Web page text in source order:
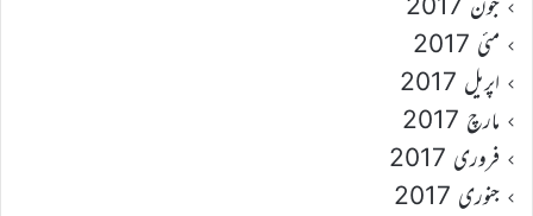
مئی 2017
اپریل 2017
مارچ 2017
فروری 2017
جنوری 2017